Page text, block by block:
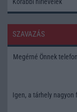
SZAVAZÁS
Megérné Önnek
Igen, a tárhely nagyon